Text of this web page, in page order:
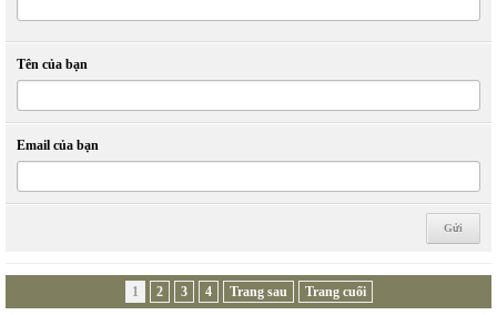
Tên của bạn
Email của bạn
1 2 3 4 Trang sau Trang cuối